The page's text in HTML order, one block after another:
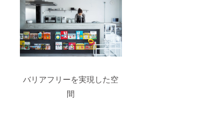
バリアフリーを実現した空
間